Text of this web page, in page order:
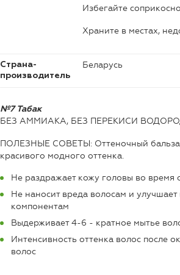
Избегайте
Храните в местах,
Страна-
производитель
Беларусь
№7 Табак
БЕЗ АММИАКА, БЕЗ ПЕРЕКИСИ
ПОЛЕЗНЫЕ СОВЕТЫ: Oттеночный
красивого модного оттенка.
Не раздражает кожу головы во время
Не наносит вреда волосам и
компонентам
Выдерживает 4-6 - кратное мытье
Интенсивность оттенка волос после
волос